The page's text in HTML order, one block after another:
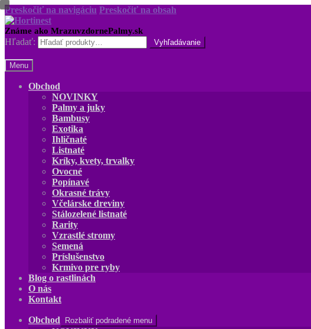
Preskočiť na navigáciu Preskočiť na obsah
Hľadať:
Menu
Obchod
NOVINKY
Palmy a juky
Bambusy
Exotika
Ihličnaté
Listnaté
Kríky, kvety, trvalky
Ovocné
Popínavé
Okrasné trávy
Včelárske dreviny
Stálozelené listnaté
Rarity
Vzrastlé stromy
Semená
Príslušenstvo
Krmivo pre ryby
Blog o rastlinách
O nás
Kontakt
Obchod
Rozbaliť podradené menu